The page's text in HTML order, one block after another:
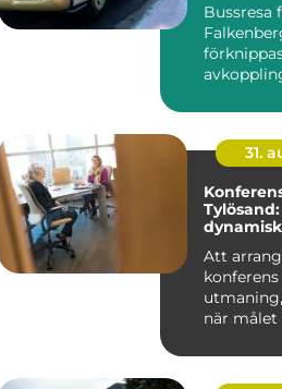
Bussresa
planering
31.
dynamisk
Att
när målet